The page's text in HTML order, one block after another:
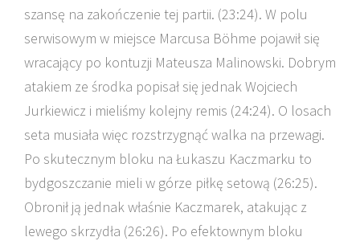
szansę na zakończenie tej partii. (23:24). W polu
serwisowym w miejsce Marcusa Böhme pojawił się
wracający po kontuzji Mateusza Malinowski. Dobrym
atakiem ze środka popisał się jednak Wojciech
Jurkiewicz i mieliśmy kolejny remis (24:24). O losach
seta musiała więc rozstrzygnąć walka na przewagi.
Po skutecznym bloku na Łukaszu Kaczmarku to
bydgoszczanie mieli w górze piłkę setową (26:25).
Obronił ją jednak właśnie Kaczmarek, atakując z
lewego skrzydła (26:26). Po efektownym bloku